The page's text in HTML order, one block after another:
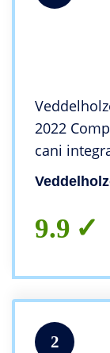
2022
cani
labbra
9.9
2